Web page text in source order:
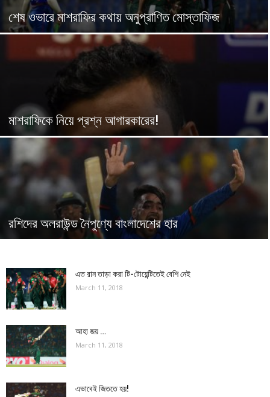
শেষ ওভারে মাশরাফির কথায় অনুপ্রাণিত মোস্তাফিজ
মাশরাফিকে নিয়ে প্রশ্ন আগারকারের!
রশিদের অলরাউন্ড নৈপুণ্যে বাংলাদেশের হার
এত রান তাড়া করা টি-টোয়েন্টিতেই বেশি নেই
March 11, 2018
আহা জয় …
March 11, 2018
এভাবেই জিততে হয়!